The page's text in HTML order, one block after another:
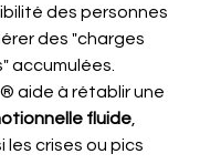
des personnes
des "charges
accumulées.
aide à rétablir une
fluide
les crises ou pics